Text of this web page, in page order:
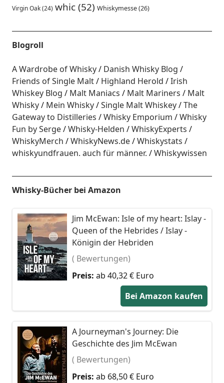
Virgin Oak(24) whic(52) Whiskymesse(26)
Blogroll
A Wardrobe of Whisky
Danish Whisky Blog
Friends of Single Malt
Highland Herold
Irish
Whiskey Blog
Malt Maniacs Malt Mariners
Malt
Whisky
Mein Whisky Single Malt Whiskey
The
Gateway to Distilleries
Whisky Emporium
Whisky
Fun by Serge
Whisky-Helden
WhiskyExperts
WhiskyMerch
WhiskyNews.de
Whiskystats
whiskyundfrauen. auch für männer.
Whiskywissen
Whisky-Bücher bei Amazon
Jim McEwan: Isle of my heart: Islay -
Queen of the Hebrides / Islay -
Königin der Hebriden
( Bewertungen)
Preis: ab 40,32 € Euro
Bei Amazon kaufen
A Journeyman's Journey: Die
Geschichte des Jim McEwan
( Bewertungen)
Preis: ab 68,50 € Euro